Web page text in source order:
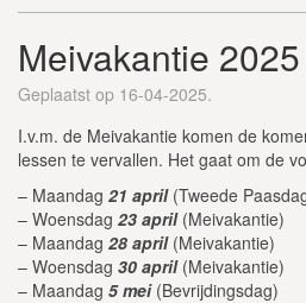
GRATIS PROEFLES INPLANNEN
CONTACT
INLOG LEDEN
Meivakantie 2025
Geplaatst op 16-04-2025.
I.v.m. de Meivakantie komen de
lessen te vervallen. Het gaat om de
– Maandag 21 april(Tweede
– Woensdag 23 april(Meivakantie)
– Maandag 28 april(Meivakantie)
– Woensdag 30 april(Meivakantie)
– Maandag 5 mei(Bevrijdingsdag)